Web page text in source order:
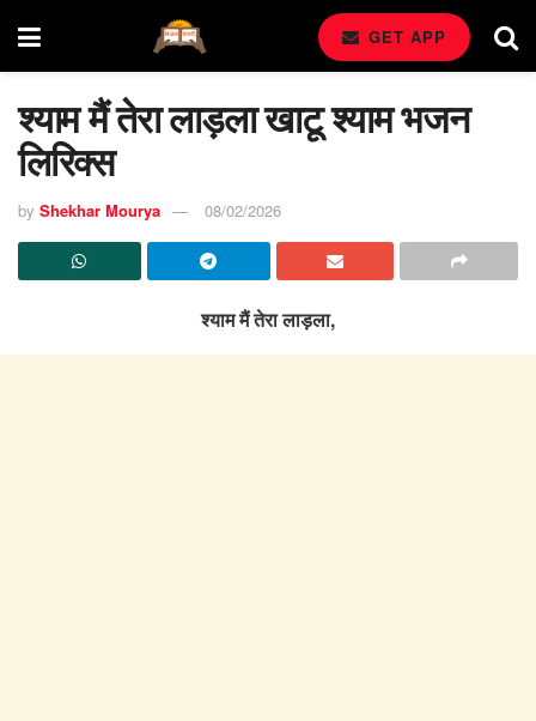
GET APP
श्याम मैं तेरा लाड़ला खाटू श्याम भजन
लिरिक्स
by Shekhar Mourya 08/02/2026
श्याम मैं तेरा लाड़ला,